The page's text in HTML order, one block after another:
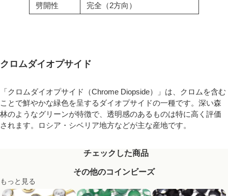
劈開性
完全（2方向）
クロムダイオプサイド
「クロムダイオプサイド（Chrome Diopside）」は、クロムを含む
ことで鮮やかな緑色を呈するダイオプサイドの一種です。深い森
林のようなグリーンが特徴で、透明感のあるものは特に高く評価
されます。ロシア・シベリア地方などが主な産地です。
チェックした商品
その他のコインビーズ
もっと見る